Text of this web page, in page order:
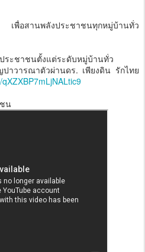
เพื่อสานพลังประชาชนทุกหมู่บ้านทั่ว
ระชาชนตั้งแต่ระดับหมู่บ้านทั่ว
าวารณาตัวผ่านดร.​ เพียงดิน รักไทย
น